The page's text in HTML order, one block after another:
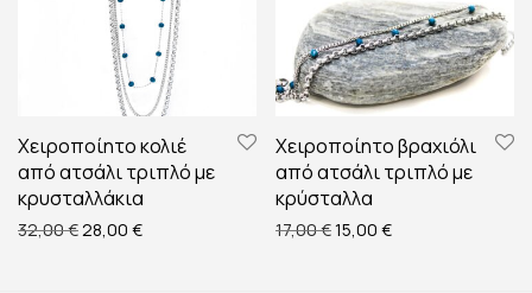
Χειροποίητο κολιέ
από ατσάλι τριπλό με
κρυσταλλάκια
32,00€ Original price was: 32,00 €.
28,00 €Η τρέχουσα τιμή είναι: 28,00 €.
Χειροποίητο βραχιόλι
από ατσάλι τριπλό με
κρύσταλλα
17,00€Original price was: 17,00
15,00 €Η τρέχουσα τιμή